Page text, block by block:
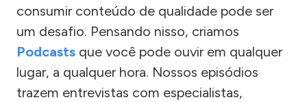
consumir conteúdo de qualidade pode ser
um desafio. Pensando nisso, criamos
Podcasts que você pode ouvir em qualquer
lugar, a qualquer hora. Nossos episódios
trazem entrevistas com especialistas,